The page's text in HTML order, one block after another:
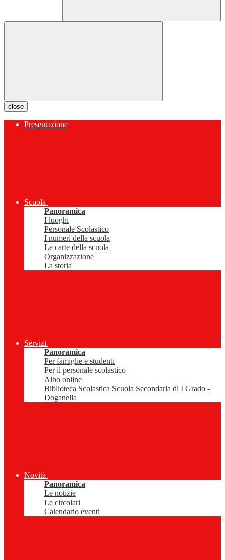
close
Presentazione
Scuola
Panoramica
I luoghi
Personale Scolastico
I numeri della scuola
Le carte della scuola
Organizzazione
La storia
Servizi
Panoramica
Per famiglie e studenti
Per il personale scolastico
Albo online
Biblioteca Scolastica Scuola Secondaria di I Grado -
Doganella
Novità
Panoramica
Le notizie
Le circolari
Calendario eventi